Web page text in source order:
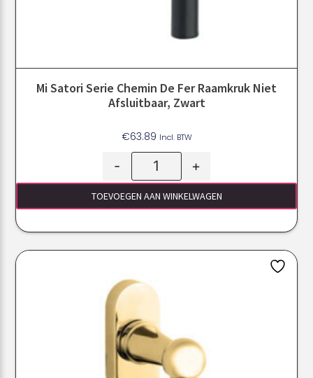
Mi Satori Serie Chemin De Fer Raamkruk Niet
Afsluitbaar, Zwart
€63.89 Incl. BTW
- +
TOEVOEGEN AAN WINKELWAGEN